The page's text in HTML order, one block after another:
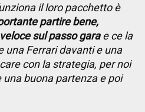
il loro pacchetto è
partire bene,
sul passo garae ce la
una Ferrari davanti e una
con la strategia, per noi
buona partenza e poi